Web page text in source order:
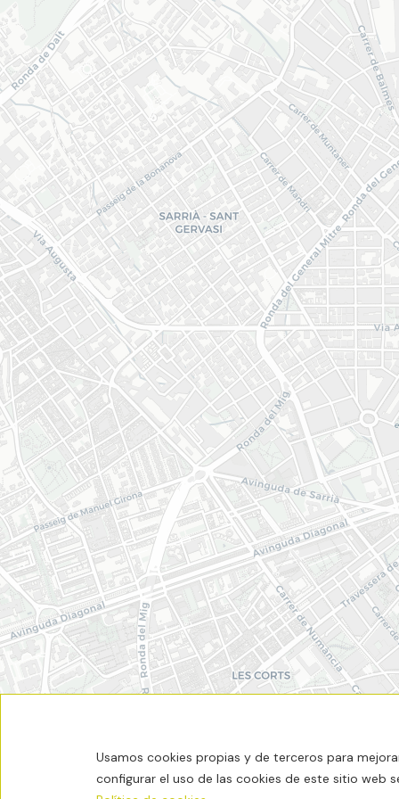
Usamos cookies propias y de terceros para
configurar el uso de las cookies de este sitio web